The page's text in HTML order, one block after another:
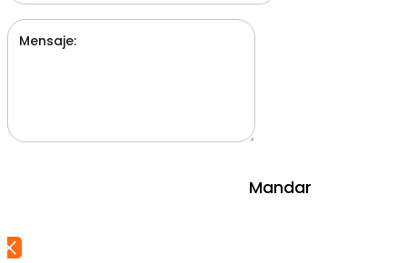
Mandar